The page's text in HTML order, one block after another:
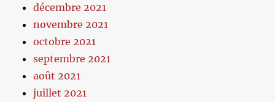
décembre 2021
novembre 2021
octobre 2021
septembre 2021
août 2021
juillet 2021